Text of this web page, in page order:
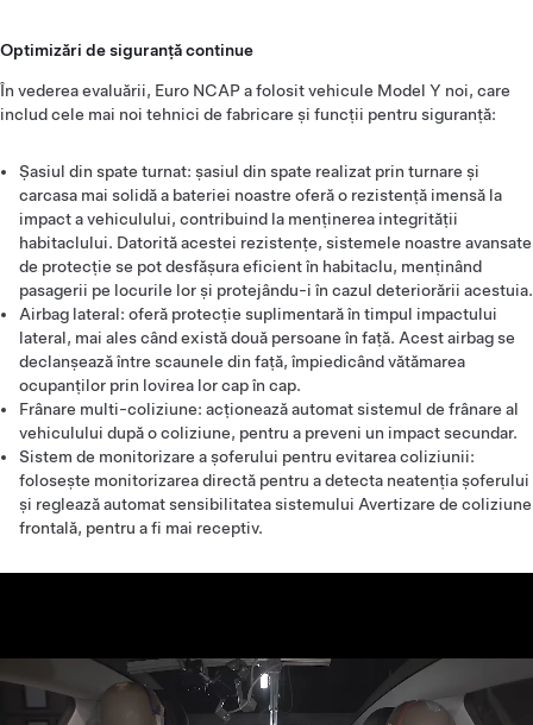
Optimizări de siguranță continue
În vederea evaluării, Euro NCAP a folosit vehicule Model Y noi, care
includ cele mai noi tehnici de fabricare și funcții pentru siguranță:
Șasiul din spate turnat: șasiul din spate realizat prin turnare și
carcasa mai solidă a bateriei noastre oferă o rezistență imensă la
impact a vehiculului, contribuind la menținerea integrității
habitaclului. Datorită acestei rezistențe, sistemele noastre avansate
de protecție se pot desfășura eficient în habitaclu, menținând
pasagerii pe locurile lor și protejându-i în cazul deteriorării acestuia.
Airbag lateral: oferă protecție suplimentară în timpul impactului
lateral, mai ales când există două persoane în față. Acest airbag se
declanșează între scaunele din față, împiedicând vătămarea
ocupanților prin lovirea lor cap în cap.
Frânare multi-coliziune: acționează automat sistemul de frânare al
vehiculului după o coliziune, pentru a preveni un impact secundar.
Sistem de monitorizare a șoferului pentru evitarea coliziunii:
folosește monitorizarea directă pentru a detecta neatenția șoferului
și reglează automat sensibilitatea sistemului Avertizare de coliziune
frontală, pentru a fi mai receptiv.